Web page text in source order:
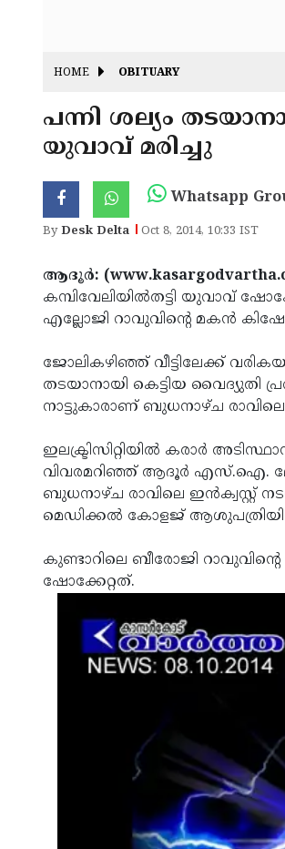
HOME OBITUARY
പന്നി ശല്യം
യുവാവ് മരിച്ചു
Whatsapp
ByDesk Delta Oct 8, 2014, 10:33 IST
ആദൂര്‍:
കമ്പിവേലിയില്‍തട്ടി യുവാവ്
എല്ലോജി റാവുവിന്റെ മകന്‍
ജോലികഴിഞ്ഞ് വീട്ടിലേക്ക്
തടയാനായി കെട്ടിയ വൈദ്യുതി
നാട്ടുകാരാണ് ബുധനാഴ്ച
ഇലക്ട്രിസിറ്റിയില്‍ കരാര്‍
വിവരമറിഞ്ഞ് ആദൂര്‍ എസ്.ഐ.
ബുധനാഴ്ച രാവിലെ ഇന്‍ക്വസ്റ്റ്
മെഡിക്കല്‍ കോളജ്
കുണ്ടാറിലെ ബീരോജി
ഷോക്കേറ്റത്.